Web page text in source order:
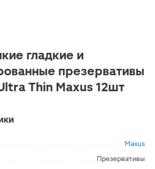
гладкие и
презервативы
Thin Maxus 12шт
Maxus
Презервативы